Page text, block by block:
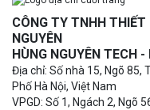
CÔNG TY TNHH THIẾT
NGUYÊN
HÙNG NGUYÊN TECH -
Địa chỉ: Số nhà 15, Ngõ 85,
Phố Hà Nội, Việt Nam
VPGD: Số 1, Ngách 2, Ngõ